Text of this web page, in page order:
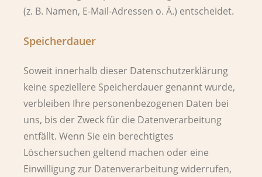
(z. B. Namen, E-Mail-Adressen o. Ä.) entscheidet.
Speicherdauer
Soweit innerhalb dieser Datenschutzerklärung
keine speziellere Speicherdauer genannt wurde,
verbleiben Ihre personenbezogenen Daten bei
uns, bis der Zweck für die Datenverarbeitung
entfällt. Wenn Sie ein berechtigtes
Löschersuchen geltend machen oder eine
Einwilligung zur Datenverarbeitung widerrufen,